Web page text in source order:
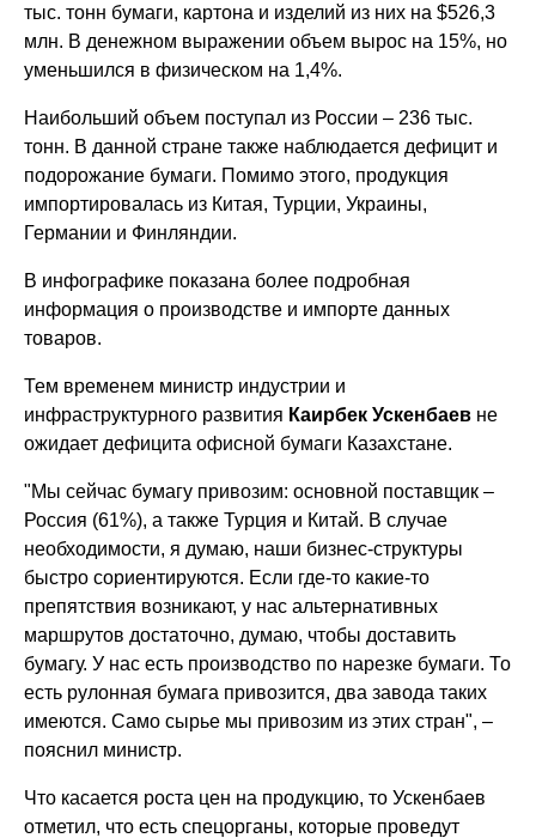
тыс. тонн бумаги, картона и изделий из них на $526,3
млн. В денежном выражении объем вырос на 15%, но
уменьшился в физическом на 1,4%.
Наибольший объем поступал из России – 236 тыс.
тонн. В данной стране также наблюдается дефицит и
подорожание бумаги. Помимо этого, продукция
импортировалась из Китая, Турции, Украины,
Германии и Финляндии.
В инфографике показана более подробная
информация о производстве и импорте данных
товаров.
Тем временем министр индустрии и
инфраструктурного развития Каирбек Ускенбаев не
ожидает дефицита офисной бумаги Казахстане.
"Мы сейчас бумагу привозим: основной поставщик –
Россия (61%), а также Турция и Китай. В случае
необходимости, я думаю, наши бизнес-структуры
быстро сориентируются. Если где-то какие-то
препятствия возникают, у нас альтернативных
маршрутов достаточно, думаю, чтобы доставить
бумагу. У нас есть производство по нарезке бумаги. То
есть рулонная бумага привозится, два завода таких
имеются. Само сырье мы привозим из этих стран", –
пояснил министр.
Что касается роста цен на продукцию, то Ускенбаев
отметил, что есть спецорганы, которые проведут